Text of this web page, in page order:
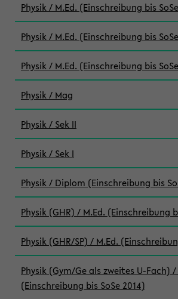
Physik / M.Ed. (Einschreibung bis
Physik / M.Ed. (Einschreibung bis
Physik / M.Ed. (Einschreibung bis
Physik / Mag
Physik / Sek II
Physik / Sek I
Physik / Diplom (Einschreibung bis
Physik (GHR) / M.Ed. (Einschreibung
Physik (GHR/SP) / M.Ed.
Physik (Gym/Ge als zweites U-Fach) /
(Einschreibung bis SoSe 2014)